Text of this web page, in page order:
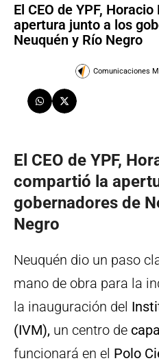
El CEO de YPF,
apertura junto a los
Neuquén y Río Negro
Comunicaciones
El CEO de YPF,
compartió la
gobernadores de
Negro
Neuquén dio un paso
mano de obra para la
la inauguración del
(IVM), un centro de
funcionará en el Polo